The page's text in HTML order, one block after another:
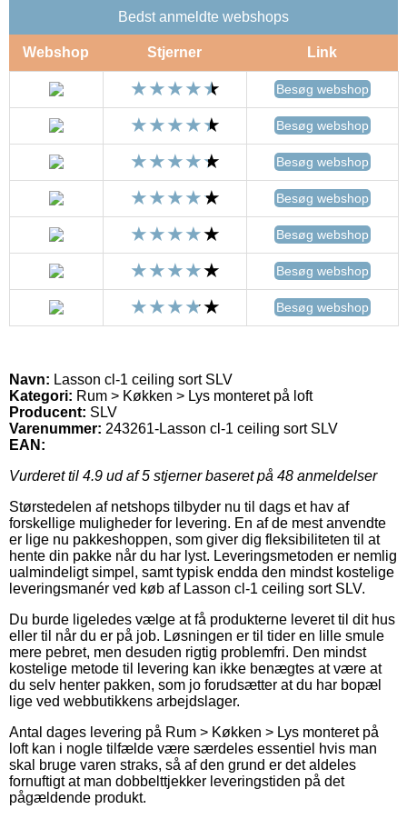
Bedst anmeldte webshops
Webshop Stjerner Link
Besøg webshop
Besøg webshop
Besøg webshop
Besøg webshop
Besøg webshop
Besøg webshop
Besøg webshop
Navn: Lasson cl-1 ceiling sort SLV
Kategori: Rum > Køkken > Lys monteret på loft
Producent: SLV
Varenummer: 243261-Lasson cl-1 ceiling sort SLV
EAN:
Vurderet til 4.9 ud af 5 stjerner baseret på 48 anmeldelser
Størstedelen af netshops tilbyder nu til dags et hav af
forskellige muligheder for levering. En af de mest anvendte
er lige nu pakkeshoppen, som giver dig fleksibiliteten til at
hente din pakke når du har lyst. Leveringsmetoden er nemlig
ualmindeligt simpel, samt typisk endda den mindst kostelige
leveringsmanér ved køb af Lasson cl-1 ceiling sort SLV.
Du burde ligeledes vælge at få produkterne leveret til dit hus
eller til når du er på job. Løsningen er til tider en lille smule
mere pebret, men desuden rigtig problemfri. Den mindst
kostelige metode til levering kan ikke benægtes at være at
du selv henter pakken, som jo forudsætter at du har bopæl
lige ved webbutikkens arbejdslager.
Antal dages levering på Rum > Køkken > Lys monteret på
loft kan i nogle tilfælde være særdeles essentiel hvis man
skal bruge varen straks, så af den grund er det aldeles
fornuftigt at man dobbelttjekker leveringstiden på det
pågældende produkt.